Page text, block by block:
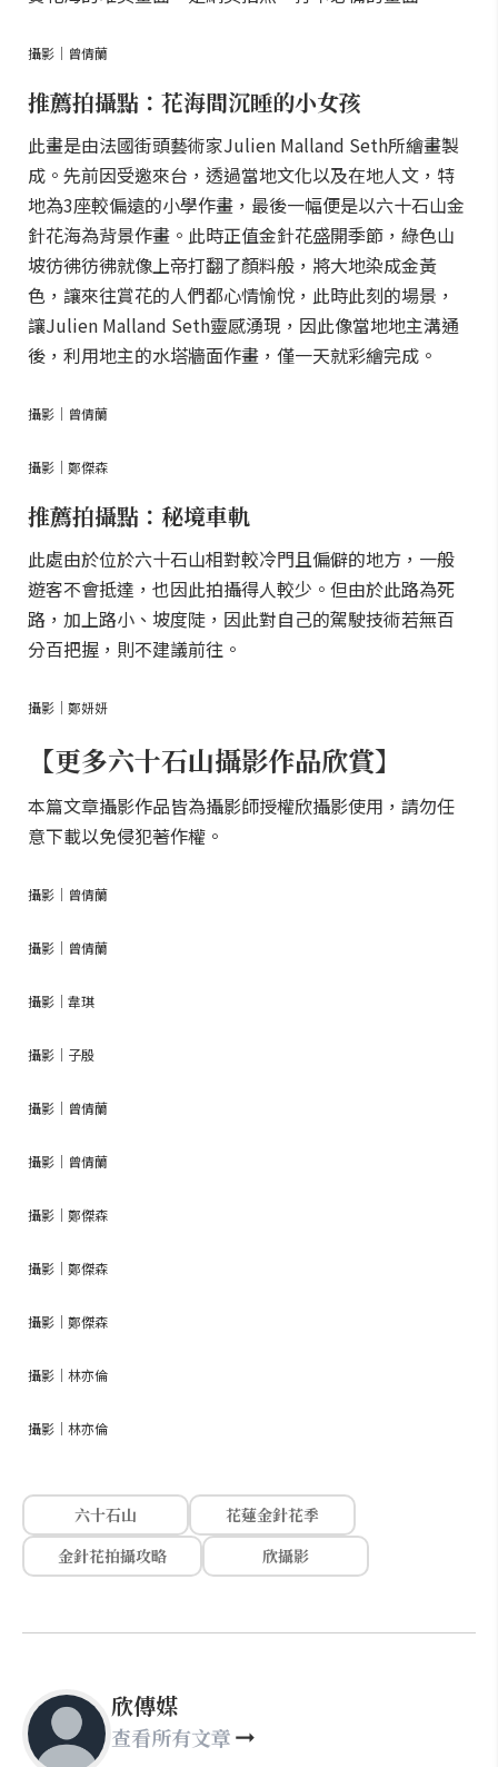
攝影｜曾倩蘭
推薦拍攝點：花海間沉睡的小女孩
此畫是由法國街頭藝術家Julien Malland Seth所繪畫製
成。先前因受邀來台，透過當地文化以及在地人文，特
地為3座較偏遠的小學作畫，最後一幅便是以六十石山金
針花海為背景作畫。此時正值金針花盛開季節，綠色山
坡彷彿彷彿就像上帝打翻了顏料般，將大地染成金黃
色，讓來往賞花的人們都心情愉悅，此時此刻的場景，
讓Julien Malland Seth靈感湧現，因此像當地地主溝通
後，利用地主的水塔牆面作畫，僅一天就彩繪完成。
攝影｜曾倩蘭
攝影｜鄭傑森
推薦拍攝點：秘境車軌
此處由於位於六十石山相對較冷門且偏僻的地方，一般
遊客不會抵達，也因此拍攝得人較少。但由於此路為死
路，加上路小、坡度陡，因此對自己的駕駛技術若無百
分百把握，則不建議前往。
攝影｜鄭妍妍
【更多六十石山攝影作品欣賞】
本篇文章攝影作品皆為攝影師授權欣攝影使用，請勿任
意下載以免侵犯著作權。
攝影｜曾倩蘭
攝影｜曾倩蘭
攝影｜韋琪
攝影｜子殷
攝影｜曾倩蘭
攝影｜曾倩蘭
攝影｜鄭傑森
攝影｜鄭傑森
攝影｜鄭傑森
攝影｜林亦倫
攝影｜林亦倫
六十石山
花蓮金針花季
金針花拍攝攻略
欣攝影
欣傳媒
查看所有文章